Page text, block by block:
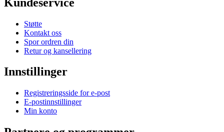
Støtte
Kontakt oss
Spor ordren din
Retur og kansellering
Innstillinger
Registreringsside for e-post
E-postinnstillinger
Min konto